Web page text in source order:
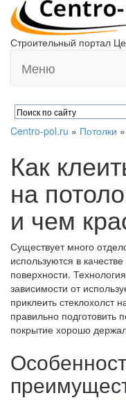
Строительный портал
Меню
Centro-pol.ru » Потолки »
Как
на
и чем
Существует много
используются в
поверхности.
зависимости от
приклеить стеклохолст
правильно подготовить
покрытие хорошо